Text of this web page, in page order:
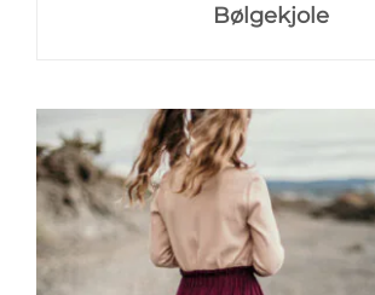
Bølgekjole